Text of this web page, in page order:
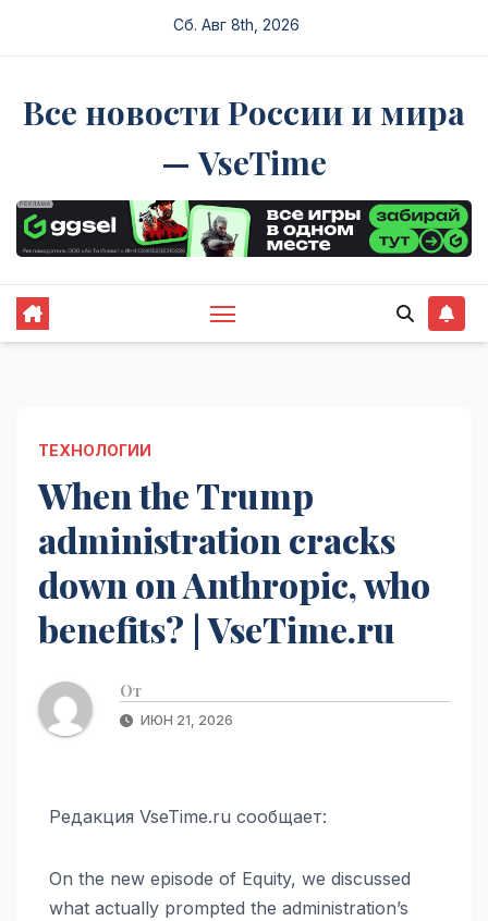
Сб. Авг 8th, 2026
Все новости России и мира
— VseTime
ТЕХНОЛОГИИ
When the Trump
administration cracks
down on Anthropic, who
benefits? | VseTime.ru
От
ИЮН 21, 2026
Редакция VseTime.ru сообщает:
On the new episode of Equity, we discussed
what actually prompted the administration’s